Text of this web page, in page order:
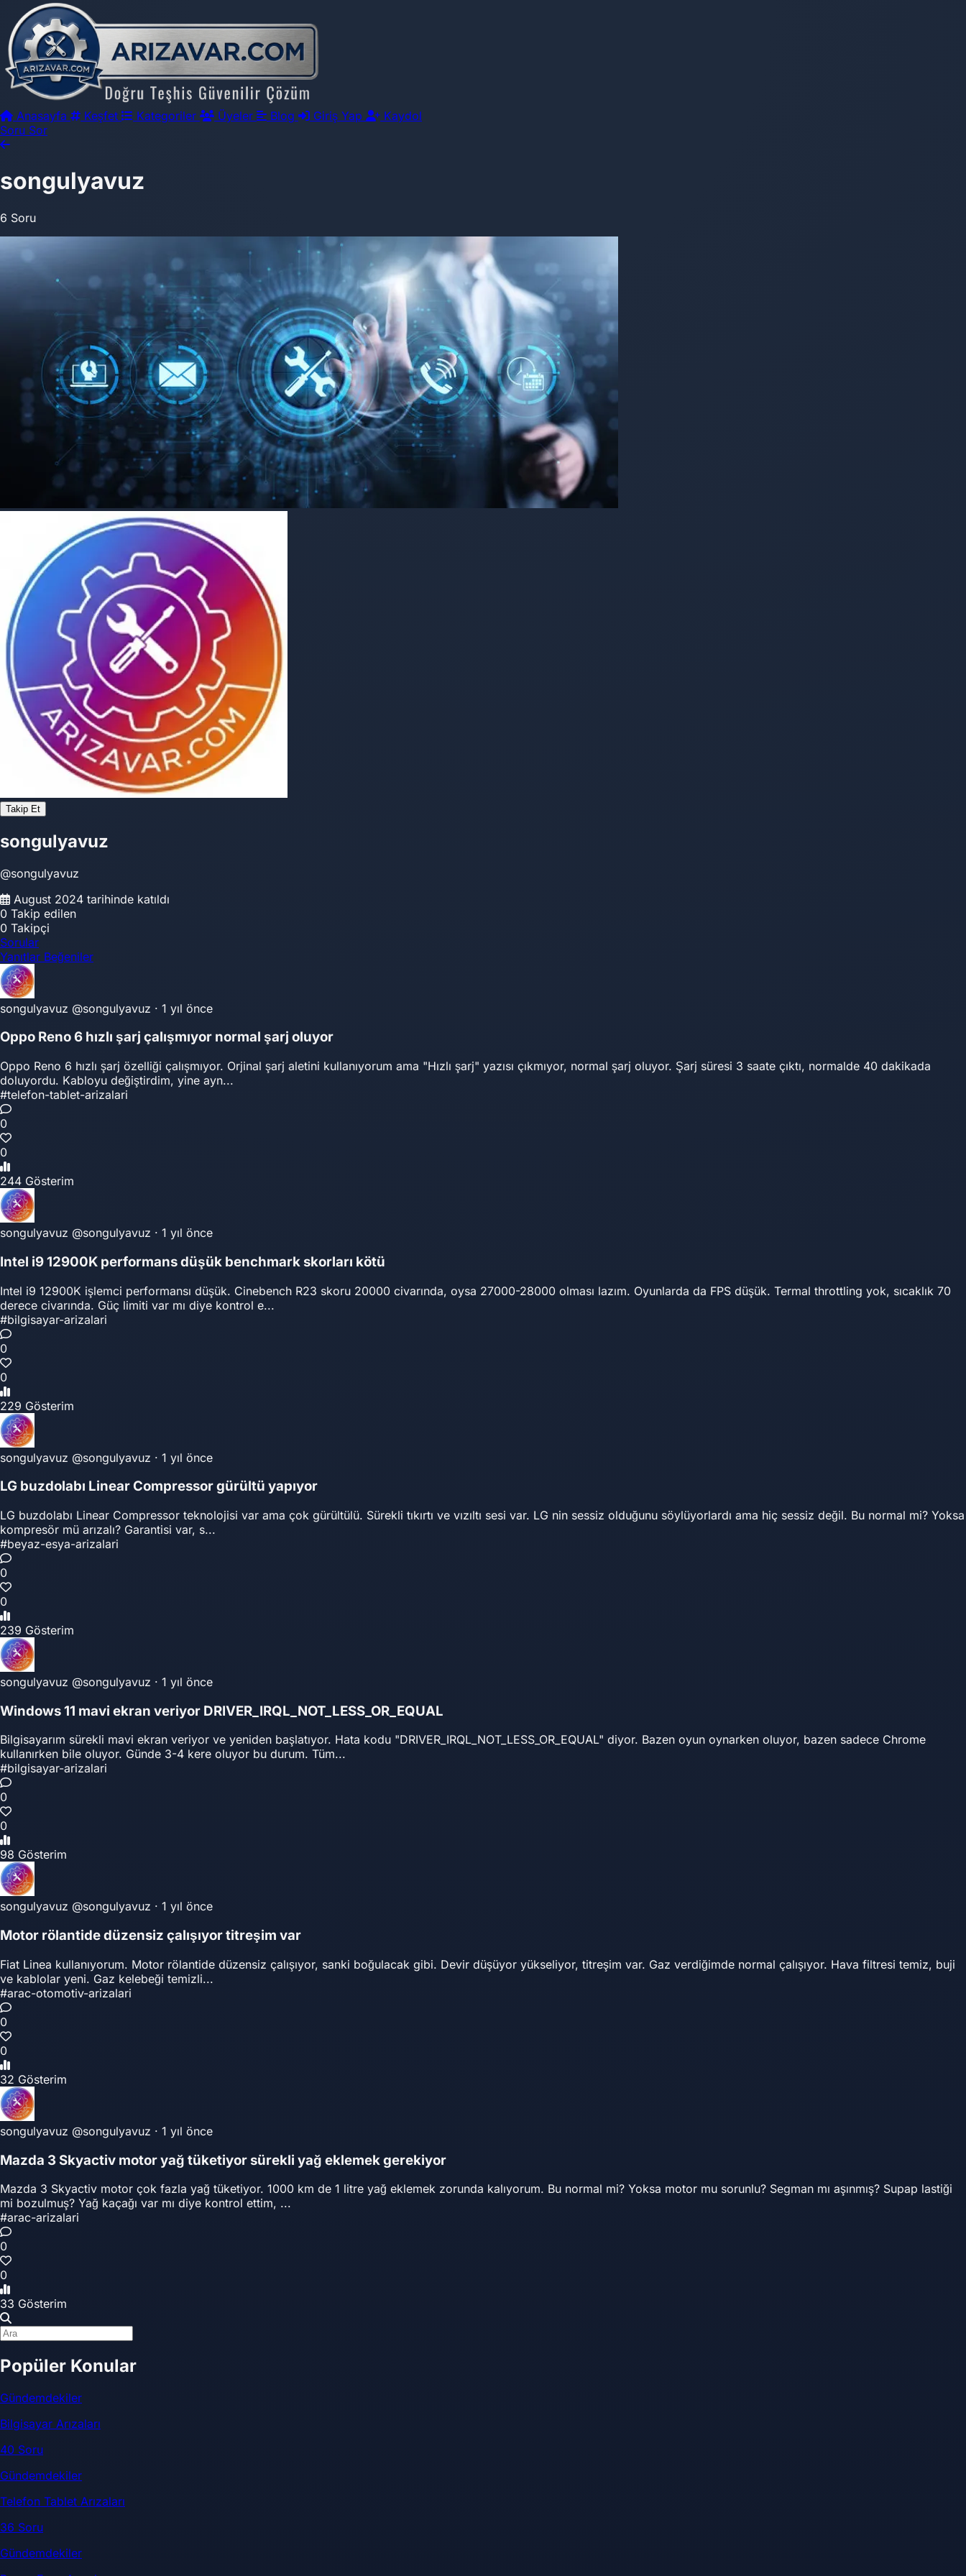
Anasayfa Keşfet Kategoriler Üyeler Blog Giriş Yap
Kaydol
Soru Sor
songulyavuz
6 Soru
Takip Et
songulyavuz
@songulyavuz
August 2024 tarihinde katıldı
0 Takip edilen
0 Takipçi
Sorular
Yanıtlar Beğeniler
songulyavuz @songulyavuz · 1 yıl önce
Oppo Reno 6 hızlı şarj çalışmıyor normal şarj oluyor
Oppo Reno 6 hızlı şarj özelliği çalışmıyor. Orjinal şarj aletini kullanıyorum ama "Hızlı şarj" yazısı çıkmıyor, normal şarj oluyor. Şarj süresi 3 saate çıktı, normalde 40 dakikada
doluyordu. Kabloyu değiştirdim, yine ayn...
#telefon-tablet-arizalari
0
0
244 Gösterim
songulyavuz @songulyavuz · 1 yıl önce
Intel i9 12900K performans düşük benchmark skorları kötü
Intel i9 12900K işlemci performansı düşük. Cinebench R23 skoru 20000 civarında, oysa 27000-28000 olması lazım. Oyunlarda da FPS düşük. Termal throttling yok, sıcaklık 70
derece civarında. Güç limiti var mı diye kontrol e...
#bilgisayar-arizalari
0
0
229 Gösterim
songulyavuz @songulyavuz · 1 yıl önce
LG buzdolabı Linear Compressor gürültü yapıyor
LG buzdolabı Linear Compressor teknolojisi var ama çok gürültülü. Sürekli tıkırtı ve vızıltı sesi var. LG nin sessiz olduğunu söylüyorlardı ama hiç sessiz değil. Bu normal mi? Yoksa
kompresör mü arızalı? Garantisi var, s...
#beyaz-esya-arizalari
0
0
239 Gösterim
songulyavuz @songulyavuz · 1 yıl önce
Windows 11 mavi ekran veriyor DRIVER_IRQL_NOT_LESS_OR_EQUAL
Bilgisayarım sürekli mavi ekran veriyor ve yeniden başlatıyor. Hata kodu "DRIVER_IRQL_NOT_LESS_OR_EQUAL" diyor. Bazen oyun oynarken oluyor, bazen sadece Chrome
kullanırken bile oluyor. Günde 3-4 kere oluyor bu durum. Tüm...
#bilgisayar-arizalari
0
0
98 Gösterim
songulyavuz @songulyavuz · 1 yıl önce
Motor rölantide düzensiz çalışıyor titreşim var
Fiat Linea kullanıyorum. Motor rölantide düzensiz çalışıyor, sanki boğulacak gibi. Devir düşüyor yükseliyor, titreşim var. Gaz verdiğimde normal çalışıyor. Hava filtresi temiz, buji
ve kablolar yeni. Gaz kelebeği temizli...
#arac-otomotiv-arizalari
0
0
32 Gösterim
songulyavuz @songulyavuz · 1 yıl önce
Mazda 3 Skyactiv motor yağ tüketiyor sürekli yağ eklemek gerekiyor
Mazda 3 Skyactiv motor çok fazla yağ tüketiyor. 1000 km de 1 litre yağ eklemek zorunda kalıyorum. Bu normal mi? Yoksa motor mu sorunlu? Segman mı aşınmış? Supap lastiği
mi bozulmuş? Yağ kaçağı var mı diye kontrol ettim, ...
#arac-arizalari
0
0
33 Gösterim
Popüler Konular
Gündemdekiler
Bilgisayar Arızaları
40 Soru
Gündemdekiler
Telefon Tablet Arızaları
36 Soru
Gündemdekiler